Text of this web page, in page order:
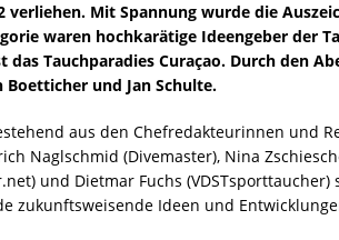
verliehen. Mit Spannung wurde die
waren hochkarätige Ideengeber der
das Tauchparadies Curaçao. Durch den
und Jan Schulte.
aus den Chefredakteurinnen und
Naglschmid (Divemaster), Nina
und Dietmar Fuchs (VDSTsporttaucher)
zukunftsweisende Ideen und